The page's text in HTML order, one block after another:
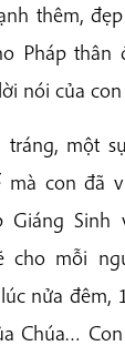
thêm,
Pháp thân
nói của
tráng, một
mà con đã
Giáng
cho mỗi
nửa đêm,
Chúa…